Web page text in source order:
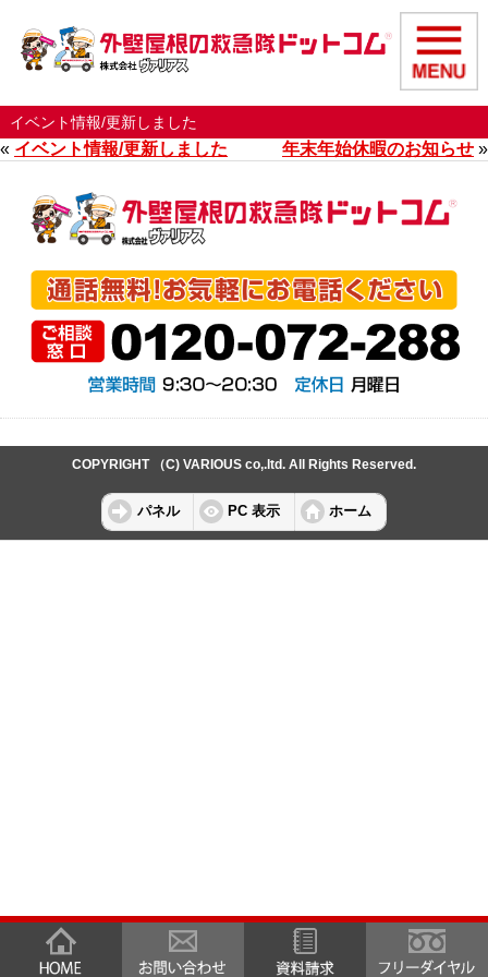
イベント情報/更新しました
« イベント情報/更新しました 年末年始休暇のお知らせ »
COPYRIGHT （C) VARIOUS co,.ltd. All Rights Reserved.
パネル PC 表示 ホーム